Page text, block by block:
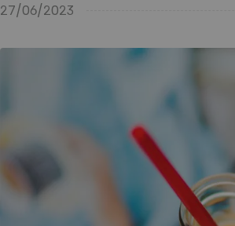
27/06/2023